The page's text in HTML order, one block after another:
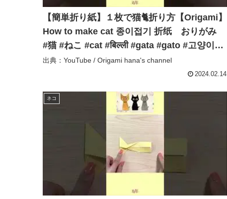
【簡単折り紙】１枚で猫🐈折り方【Origami】
How to make cat 종이접기 折纸 おりがみ
#猫 #ねこ #cat #बिल्ली #gata #gato #고양이
#shorts – Origami hana’s channel
出典：YouTube / Origami hana's channel
2024.02.14
ネコ